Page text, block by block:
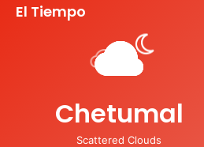
El Tiempo
Chetumal
Scattered Clouds